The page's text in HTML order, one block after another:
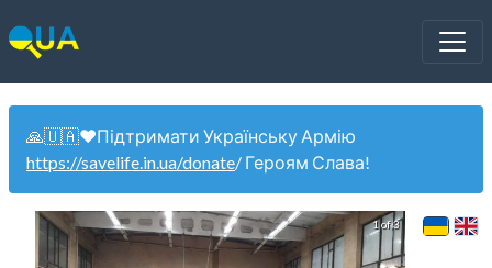
🙏🇺🇦❤️Підтримати Українську Армію
https://savelife.in.ua/donate/ Героям Слава!
1 of 3